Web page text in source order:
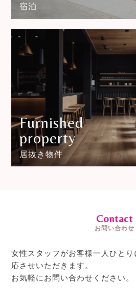
宿泊
Furnished
property
居抜き物件
Contact
お問い合わせ
女性スタッフがお客様一人ひと
応させいただきます。
お気軽にお問い合わせください。